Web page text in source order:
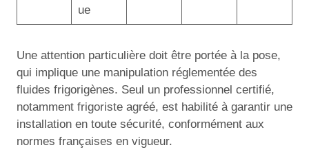
ue
Une attention particulière doit être portée à la pose,
qui implique une manipulation réglementée des
fluides frigorigènes. Seul un professionnel certifié,
notamment frigoriste agréé, est habilité à garantir une
installation en toute sécurité, conformément aux
normes françaises en vigueur.